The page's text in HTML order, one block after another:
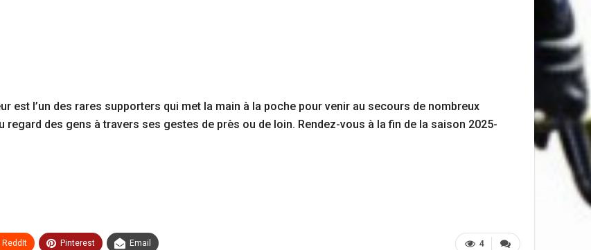
est l’un des rares supporters qui met la main à la poche pour venir au secours de nombreux
regard des gens à travers ses gestes de près ou de loin. Rendez-vous à la fin de la saison 2025-
4
ReddIt Pinterest Email